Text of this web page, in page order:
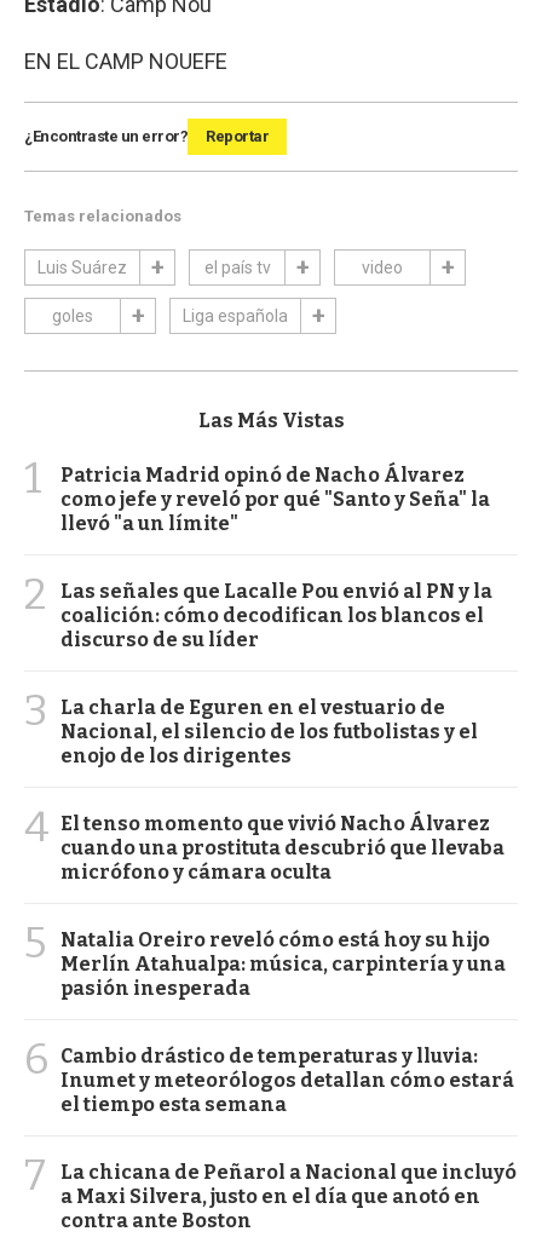
EN EL CAMP NOUEFE
¿Encontraste un error? Reportar
Temas relacionados
Luis Suárez el país tv video
goles Liga española
Las Más Vistas
1
Patricia Madrid opinó de Nacho Álvarez
como jefe y reveló por qué "Santo y Seña" la
llevó "a un límite"
2
Las señales que Lacalle Pou envió al PN y la
coalición: cómo decodifican los blancos el
discurso de su líder
3
La charla de Eguren en el vestuario de
Nacional, el silencio de los futbolistas y el
enojo de los dirigentes
4 El tenso momento que vivió Nacho Álvarez
cuando una prostituta descubrió que llevaba
micrófono y cámara oculta
5
Natalia Oreiro reveló cómo está hoy su hijo
Merlín Atahualpa: música, carpintería y una
pasión inesperada
6
Cambio drástico de temperaturas y lluvia:
Inumet y meteorólogos detallan cómo estará
el tiempo esta semana
7
La chicana de Peñarol a Nacional que incluyó
a Maxi Silvera, justo en el día que anotó en
contra ante Boston